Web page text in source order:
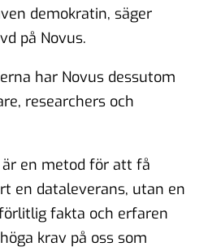
demokratin, säger
på Novus.
har Novus dessutom
researchers och
en metod för att få
en dataleverans, utan en
fakta och erfaren
krav på oss som